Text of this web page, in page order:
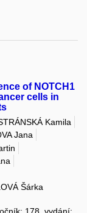
of NOTCH1
cells in
Kamila
Jana
Šárka
178, vydání: